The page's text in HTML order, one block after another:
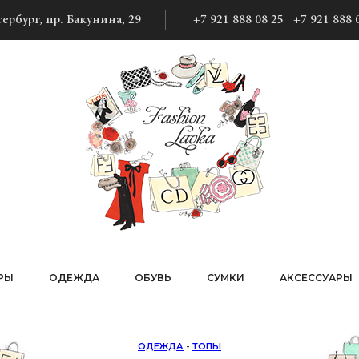
пр. Бакунина, 29 +7 921 888 08 25 +7 921 888
ОДЕЖДА ОБУВЬ СУМКИ АКСЕССУАРЫ
ОДЕЖДА - ТОПЫ